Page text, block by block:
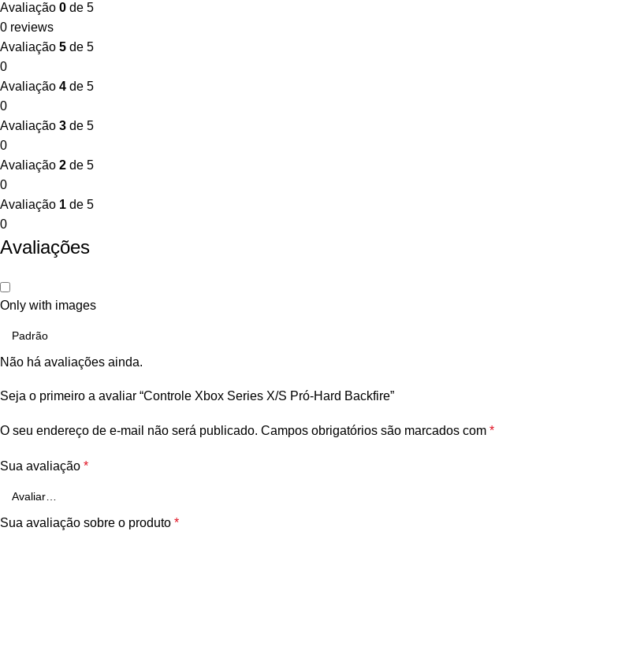
Avaliação 0 de 5
0 reviews
Avaliação 5 de 5
0
Avaliação 4 de 5
0
Avaliação 3 de 5
0
Avaliação 2 de 5
0
Avaliação 1 de 5
0
Avaliações
Only with images
Não há avaliações ainda.
Seja o primeiro a avaliar “Controle Xbox Series X/S Pró-Hard Backfire”
O seu endereço de e-mail não será publicado. Campos obrigatórios são marcados com *
Sua avaliação *
Sua avaliação sobre o produto *